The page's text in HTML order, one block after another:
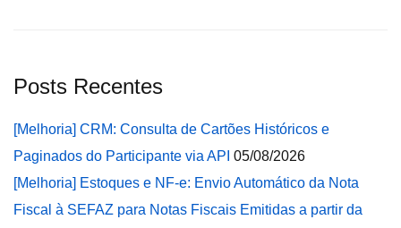
Posts Recentes
[Melhoria] CRM: Consulta de Cartões Históricos e
Paginados do Participante via API 05/08/2026
[Melhoria] Estoques e NF-e: Envio Automático da Nota
Fiscal à SEFAZ para Notas Fiscais Emitidas a partir da